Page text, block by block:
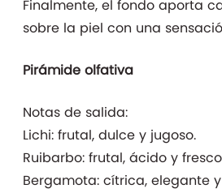
Finalmente, el fondo aporta
sobre la piel con una
Pirámide olfativa
Notas de salida:
Lichi: frutal, dulce y jugoso.
Ruibarbo: frutal, ácido y
Bergamota: cítrica, elegante